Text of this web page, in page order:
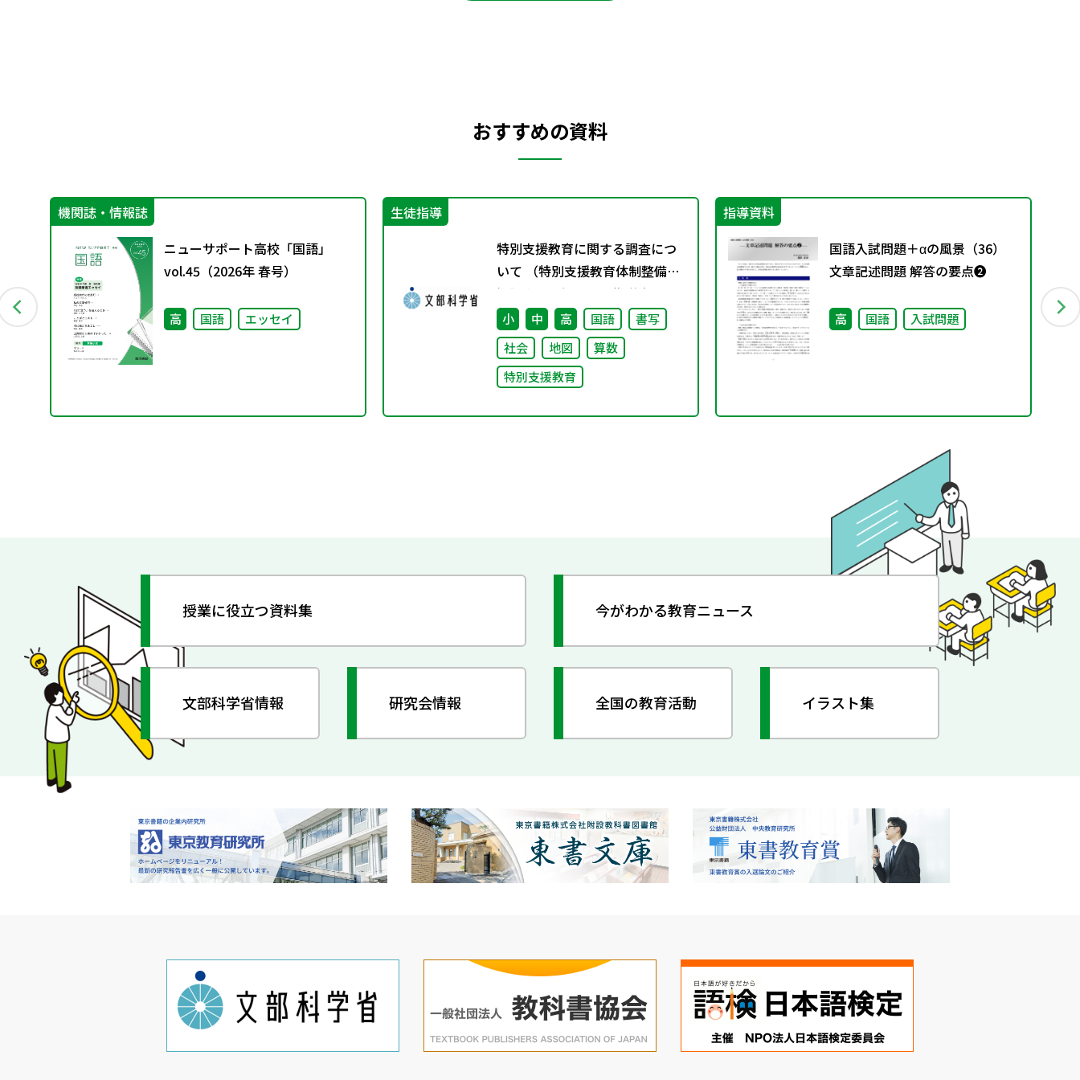
おすすめの資料
機関誌・情報誌
ニューサポート高校「国語」
vol.45（2026年 春号）
高 国語 エッセイ
生徒指導
特別支援教育に関する調査につ
いて （特別支援教育体制整備状
況調査、通級による指導実施状
況調査）
小 中 高 国語
書写
社会
地図
算数
特別支援教育
指導資料
国語入試問題＋αの風景（36）
文章記述問題 解答の要点❷
高 国語 入試問題
授業に役立つ資料集 今がわかる教育ニュース
文部科学省情報 研究会情報 全国の教育活動 イラスト集